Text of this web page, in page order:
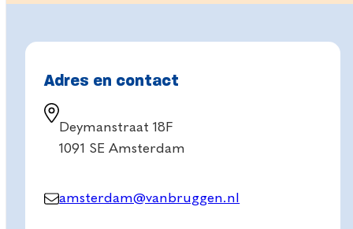
Adres en contact
Deymanstraat 18F
1091 SE Amsterdam
amsterdam@vanbruggen.nl